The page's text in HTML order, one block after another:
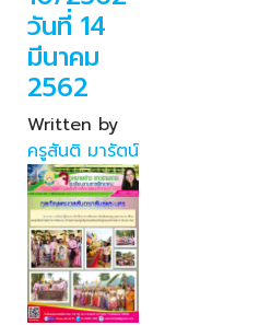
วันที่ 14
มีนาคม
2562
Written by
ครูสันติ มารัตน์